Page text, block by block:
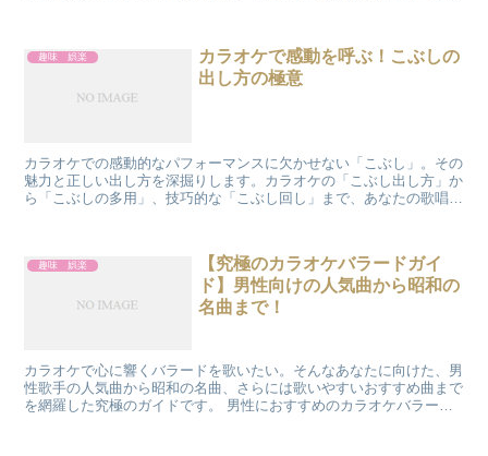
趣味 娯楽
カラオケで感動を呼ぶ！こぶしの
出し方の極意
カラオケでの感動的なパフォーマンスに欠かせない「こぶし」。その
魅力と正しい出し方を深掘りします。カラオケの「こぶし出し方」か
ら「こぶしの多用」、技巧的な「こぶし回し」まで、あなたの歌唱力
趣味 娯楽
【究極のカラオケバラードガイ
ド】男性向けの人気曲から昭和の
名曲まで！
カラオケで心に響くバラードを歌いたい。そんなあなたに向けた、男
性歌手の人気曲から昭和の名曲、さらには歌いやすいおすすめ曲まで
を網羅した究極のガイドです。 男性におすすめのカラオケバラード